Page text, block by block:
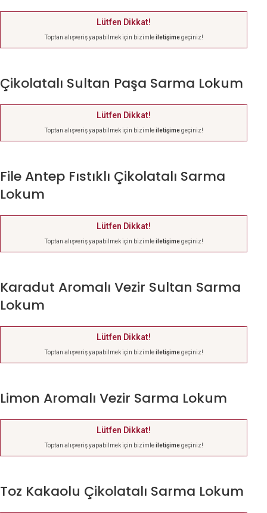
Lütfen Dikkat!
Toptan alışveriş yapabilmek için bizimleiletişimegeçiniz!
Çikolatalı Sultan Paşa Sarma Lokum
Lütfen Dikkat!
Toptan alışveriş yapabilmek için bizimleiletişimegeçiniz!
File Antep Fıstıklı Çikolatalı Sarma
Lokum
Lütfen Dikkat!
Toptan alışveriş yapabilmek için bizimleiletişimegeçiniz!
Karadut Aromalı Vezir Sultan Sarma
Lokum
Lütfen Dikkat!
Toptan alışveriş yapabilmek için bizimleiletişimegeçiniz!
Limon Aromalı Vezir Sarma Lokum
Lütfen Dikkat!
Toptan alışveriş yapabilmek için bizimleiletişimegeçiniz!
Toz Kakaolu Çikolatalı Sarma Lokum